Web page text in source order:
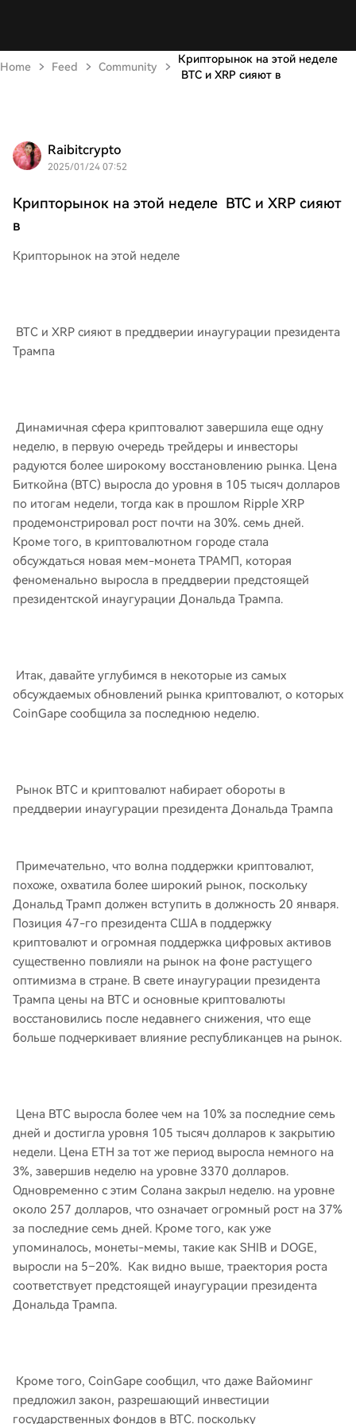
Home Feed Community
Крипторынок на этой неделе
BTC и XRP сияют в
Raibitcrypto
2025/01/24 07:52
Крипторынок на этой неделе BTC и XRP сияют
в
Крипторынок на этой неделе
BTC и XRP сияют в преддверии инаугурации президента
Трампа
Динамичная сфера криптовалют завершила еще одну
неделю, в первую очередь трейдеры и инвесторы
радуются более широкому восстановлению рынка. Цена
Биткойна (BTC) выросла до уровня в 105 тысяч долларов
по итогам недели, тогда как в прошлом Ripple XRP
продемонстрировал рост почти на 30%. семь дней.
Кроме того, в криптовалютном городе стала
обсуждаться новая мем-монета ТРАМП, которая
феноменально выросла в преддверии предстоящей
президентской инаугурации Дональда Трампа.
Итак, давайте углубимся в некоторые из самых
обсуждаемых обновлений рынка криптовалют, о которых
CoinGape сообщила за последнюю неделю.
Рынок BTC и криптовалют набирает обороты в
преддверии инаугурации президента Дональда Трампа
Примечательно, что волна поддержки криптовалют,
похоже, охватила более широкий рынок, поскольку
Дональд Трамп должен вступить в должность 20 января.
Позиция 47-го президента США в поддержку
криптовалют и огромная поддержка цифровых активов
существенно повлияли на рынок на фоне растущего
оптимизма в стране. В свете инаугурации президента
Трампа цены на BTC и основные криптовалюты
восстановились после недавнего снижения, что еще
больше подчеркивает влияние республиканцев на рынок.
Цена BTC выросла более чем на 10% за последние семь
дней и достигла уровня 105 тысяч долларов к закрытию
недели. Цена ETH за тот же период выросла немного на
3%, завершив неделю на уровне 3370 долларов.
Одновременно с этим Солана закрыл неделю. на уровне
около 257 долларов, что означает огромный рост на 37%
за последние семь дней. Кроме того, как уже
упоминалось, монеты-мемы, такие как SHIB и DOGE,
выросли на 5–20%. Как видно выше, траектория роста
соответствует предстоящей инаугурации президента
Дональда Трампа.
Кроме того, CoinGape сообщил, что даже Вайоминг
предложил закон, разрешающий инвестиции
государственных фондов в BTC. поскольку